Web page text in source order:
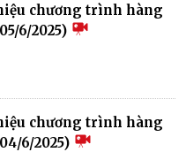
chương trình hàng
6/2025)
chương trình hàng
6/2025)